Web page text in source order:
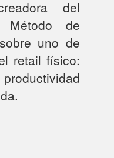
del
Método de
uno de
retail físico: